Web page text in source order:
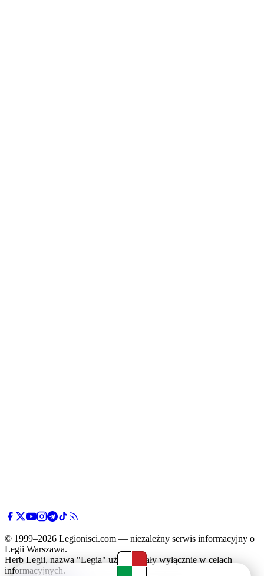
© 1999–2026 Legionisci.com — niezależny serwis informacyjny o
Legii Warszawa.
Herb Legii, nazwa "Legia" użyte zostały wyłącznie w celach
informacyjnych.